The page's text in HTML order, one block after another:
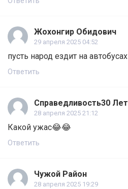
Жохонгир Обидович
29 апреля 2025 04:52
пусть народ ездит на автобусах
Ответить
Справедливость30 Лет
28 апреля 2025 21:12
Какой ужас😂😂
Ответить
Чужой Район
28 апреля 2025 19:29